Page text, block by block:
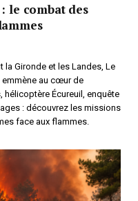
le combat des
la Gironde et les Landes, Le
emmène au cœur de
hélicoptère Écureuil, enquête
: découvrez les missions
face aux flammes.